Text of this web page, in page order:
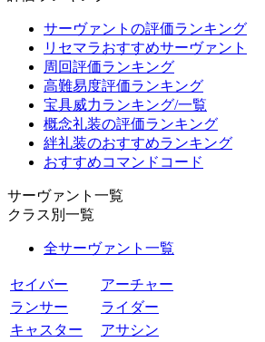
サーヴァントの評価ランキング
リセマラおすすめサーヴァント
周回評価ランキング
高難易度評価ランキング
宝具威力ランキング/一覧
概念礼装の評価ランキング
絆礼装のおすすめランキング
おすすめコマンドコード
サーヴァント一覧
クラス別一覧
全サーヴァント一覧
セイバー
アーチャー
ランサー
ライダー
キャスター
アサシン